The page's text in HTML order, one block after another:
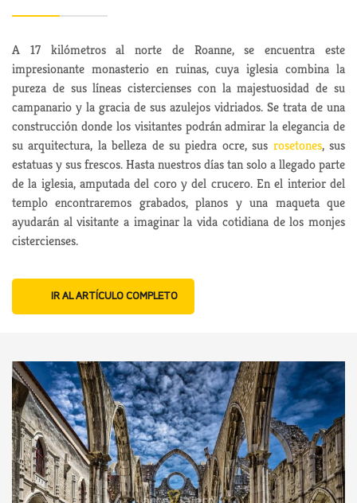
A 17 kilómetros al norte de Roanne, se encuentra este
impresionante monasterio en ruinas, cuya iglesia combina la
pureza de sus líneas cistercienses con la majestuosidad de su
campanario y la gracia de sus azulejos vidriados. Se trata de una
construcción donde los visitantes podrán admirar la elegancia de
su arquitectura, la belleza de su piedra ocre, sus rosetones, sus
estatuas y sus frescos. Hasta nuestros días tan solo a llegado parte
de la iglesia, amputada del coro y del crucero. En el interior del
templo encontraremos grabados, planos y una maqueta que
ayudarán al visitante a imaginar la vida cotidiana de los monjes
cistercienses.
IR AL ARTÍCULO COMPLETO